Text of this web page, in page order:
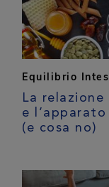
Equilibrio
La
e
(e cosa no)